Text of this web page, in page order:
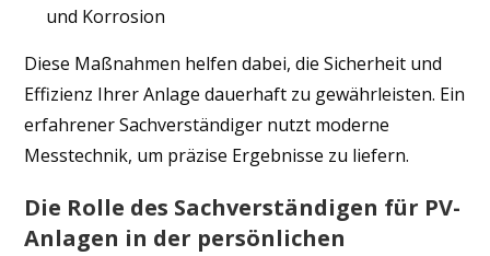
und Korrosion
Diese Maßnahmen helfen dabei, die Sicherheit und
Effizienz Ihrer Anlage dauerhaft zu gewährleisten. Ein
erfahrener Sachverständiger nutzt moderne
Messtechnik, um präzise Ergebnisse zu liefern.
Die Rolle des Sachverständigen für PV-
Anlagen in der persönlichen